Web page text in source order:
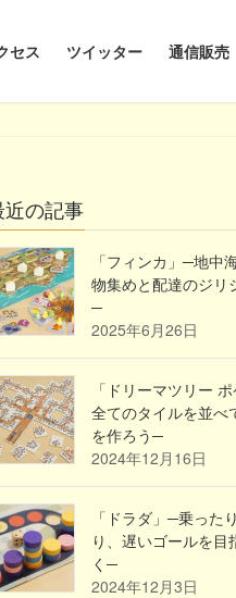
セス ツイッター 通信販売
近の記事
「フィンカ」─地中
物集めと配達のジリ
─
2025年6月26日
「ドリーマツリー
全てのタイルを並べ
を作ろう─
2024年12月16日
「ドラダ」─乗った
り、遅いゴールを目
く─
2024年12月3日